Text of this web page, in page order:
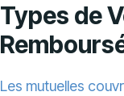
Types de
Les mutuelles